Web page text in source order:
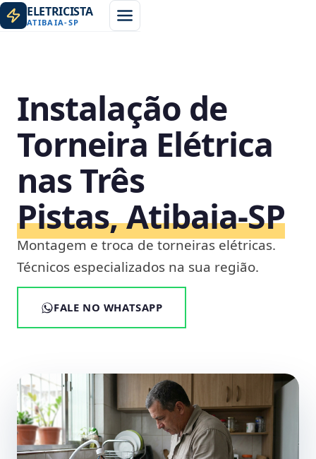
ELETRICISTA
ATIBAIA-SP
Instalação de
Torneira Elétrica
nas Três
Pistas, Atibaia‑SP
Montagem e troca de torneiras elétricas.
Técnicos especializados na sua região.
FALE NO WHATSAPP